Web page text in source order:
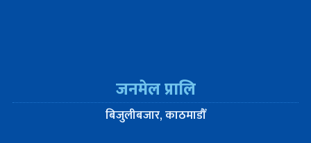
जनमेल प्रालि
बिजुलीबजार, काठमाडौँ